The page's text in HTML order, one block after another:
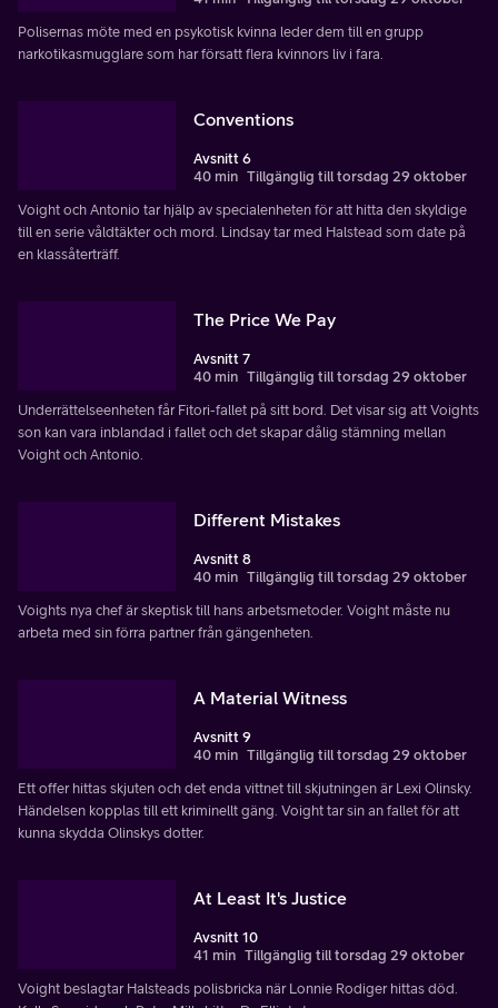
Polisernas möte med en psykotisk kvinna leder dem till en grupp
narkotikasmugglare som har försatt flera kvinnors liv i fara.
Conventions
Avsnitt 6
40 min Tillgänglig till torsdag 29 oktober
Voight och Antonio tar hjälp av specialenheten för att hitta den skyldige
till en serie våldtäkter och mord. Lindsay tar med Halstead som date på
en klassåterträff.
The Price We Pay
Avsnitt 7
40 min Tillgänglig till torsdag 29 oktober
Underrättelseenheten får Fitori-fallet på sitt bord. Det visar sig att Voights
son kan vara inblandad i fallet och det skapar dålig stämning mellan
Voight och Antonio.
Different Mistakes
Avsnitt 8
40 min Tillgänglig till torsdag 29 oktober
Voights nya chef är skeptisk till hans arbetsmetoder. Voight måste nu
arbeta med sin förra partner från gängenheten.
A Material Witness
Avsnitt 9
40 min Tillgänglig till torsdag 29 oktober
Ett offer hittas skjuten och det enda vittnet till skjutningen är Lexi Olinsky.
Händelsen kopplas till ett kriminellt gäng. Voight tar sin an fallet för att
kunna skydda Olinskys dotter.
At Least It's Justice
Avsnitt 10
41 min Tillgänglig till torsdag 29 oktober
Voight beslagtar Halsteads polisbricka när Lonnie Rodiger hittas död.